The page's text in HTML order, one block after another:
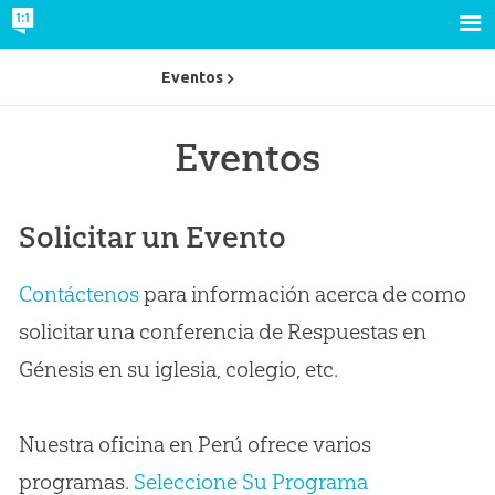
Eventos
Solicitar un Evento
Contáctenospara información acerca de como
solicitar una conferencia de Respuestas en
Génesis en su iglesia, colegio, etc.
Nuestra oficina en Perú ofrece varios
programas. Seleccione Su Programa
Eventos